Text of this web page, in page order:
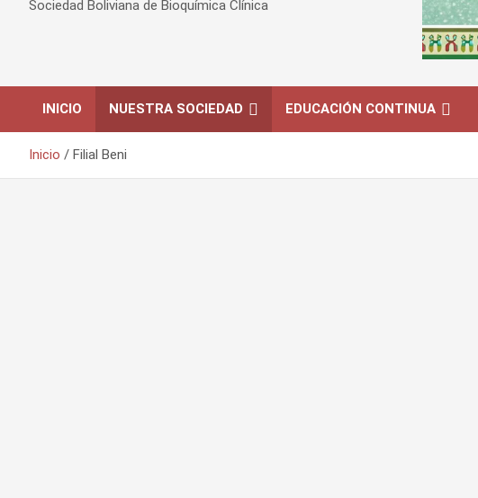
Sociedad Boliviana de Bioquímica Clínica
INICIO NUESTRA SOCIEDAD EDUCACIÓN CONTINUA
Inicio Filial Beni